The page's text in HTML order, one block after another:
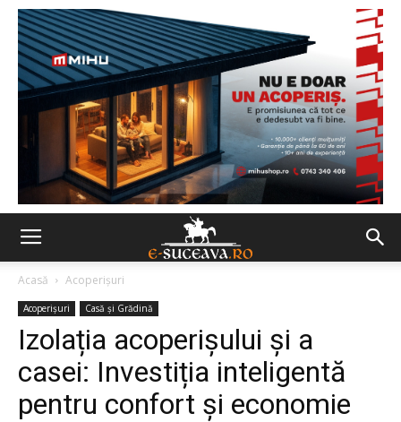
Acasă Acoperișuri
Acoperișuri Casă şi Grădină
Izolația acoperișului și a
casei: Investiția inteligentă
pentru confort și economie